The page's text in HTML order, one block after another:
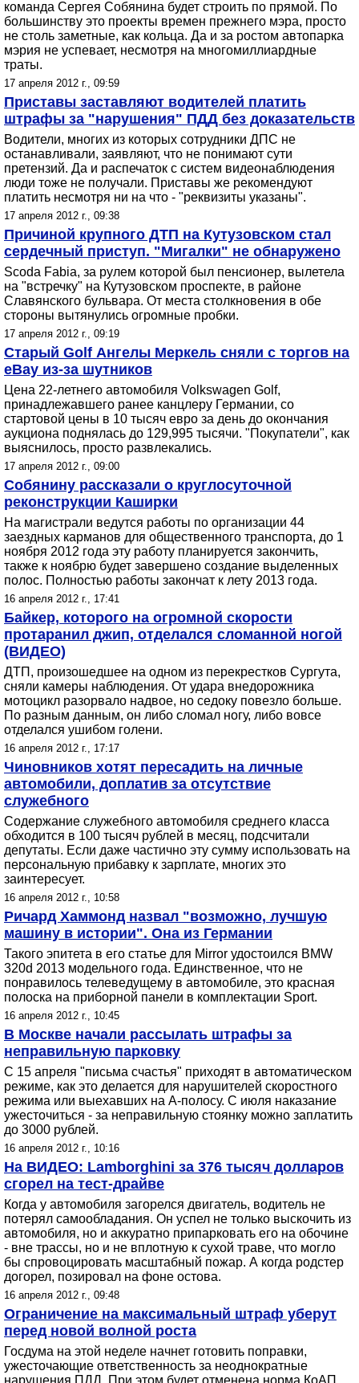
команда Сергея Собянина будет строить по прямой. По
большинству это проекты времен прежнего мэра, просто
не столь заметные, как кольца. Да и за ростом автопарка
мэрия не успевает, несмотря на многомиллиардные
траты.
17 апреля 2012 г., 09:59
Приставы заставляют водителей платить
штрафы за "нарушения" ПДД без доказательств
Водители, многих из которых сотрудники ДПС не
останавливали, заявляют, что не понимают сути
претензий. Да и распечаток с систем видеонаблюдения
люди тоже не получали. Приставы же рекомендуют
платить несмотря ни на что - "реквизиты указаны".
17 апреля 2012 г., 09:38
Причиной крупного ДТП на Кутузовском стал
сердечный приступ. "Мигалки" не обнаружено
Scoda Fabia, за рулем которой был пенсионер, вылетела
на "встречку" на Кутузовском проспекте, в районе
Славянского бульвара. От места столкновения в обе
стороны вытянулись огромные пробки.
17 апреля 2012 г., 09:19
Старый Golf Ангелы Меркель сняли с торгов на
eBay из-за шутников
Цена 22-летнего автомобиля Volkswagen Golf,
принадлежавшего ранее канцлеру Германии, со
стартовой цены в 10 тысяч евро за день до окончания
аукциона поднялась до 129,995 тысячи. "Покупатели", как
выяснилось, просто развлекались.
17 апреля 2012 г., 09:00
Собянину рассказали о круглосуточной
реконструкции Каширки
На магистрали ведутся работы по организации 44
заездных карманов для общественного транспорта, до 1
ноября 2012 года эту работу планируется закончить,
также к ноябрю будет завершено создание выделенных
полос. Полностью работы закончат к лету 2013 года.
16 апреля 2012 г., 17:41
Байкер, которого на огромной скорости
протаранил джип, отделался сломанной ногой
(ВИДЕО)
ДТП, произошедшее на одном из перекрестков Сургута,
сняли камеры наблюдения. От удара внедорожника
мотоцикл разорвало надвое, но седоку повезло больше.
По разным данным, он либо сломал ногу, либо вовсе
отделался ушибом голени.
16 апреля 2012 г., 17:17
Чиновников хотят пересадить на личные
автомобили, доплатив за отсутствие
служебного
Содержание служебного автомобиля среднего класса
обходится в 100 тысяч рублей в месяц, подсчитали
депутаты. Если даже частично эту сумму использовать на
персональную прибавку к зарплате, многих это
заинтересует.
16 апреля 2012 г., 10:58
Ричард Хаммонд назвал "возможно, лучшую
машину в истории". Она из Германии
Такого эпитета в его статье для Mirror удостоился BMW
320d 2013 модельного года. Единственное, что не
понравилось телеведущему в автомобиле, это красная
полоска на приборной панели в комплектации Sport.
16 апреля 2012 г., 10:45
В Москве начали рассылать штрафы за
неправильную парковку
С 15 апреля "письма счастья" приходят в автоматическом
режиме, как это делается для нарушителей скоростного
режима или выехавших на А-полосу. С июля наказание
ужесточиться - за неправильную стоянку можно заплатить
до 3000 рублей.
16 апреля 2012 г., 10:16
На ВИДЕО: Lamborghini за 376 тысяч долларов
сгорел на тест-драйве
Когда у автомобиля загорелся двигатель, водитель не
потерял самообладания. Он успел не только выскочить из
автомобиля, но и аккуратно припарковать его на обочине
- вне трассы, но и не вплотную к сухой траве, что могло
бы спровоцировать масштабный пожар. А когда родстер
догорел, позировал на фоне остова.
16 апреля 2012 г., 09:48
Ограничение на максимальный штраф уберут
перед новой волной роста
Госдума на этой неделе начнет готовить поправки,
ужесточающие ответственность за неоднократные
нарушения ПДД. При этом будет отменена норма КоАП,